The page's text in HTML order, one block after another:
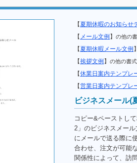
【夏期休暇のお知らせ
【 メール文例】 の他の
【夏期休暇メール文例】
【挨拶文例】 の他の書
【休業日案内テンプレ
【営業日案内テンプレ
ビジネスメール(
コピー&ペーストし
2」のビジネスメー
にメールで送る際に
合わせ、注文が可能
関係性によって、訪